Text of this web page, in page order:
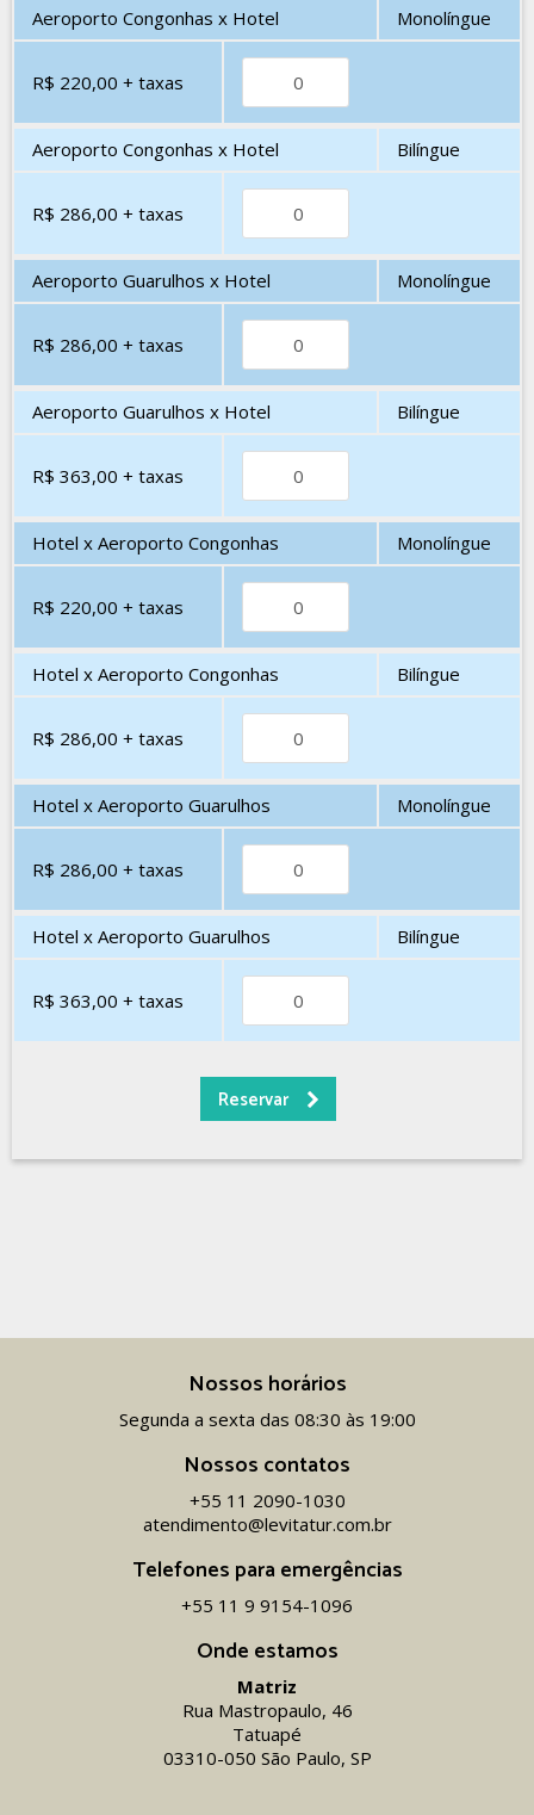
Aeroporto Congonhas x Hotel Monolíngue
R$ 220,00 + taxas
Aeroporto Congonhas x Hotel Bilíngue
R$ 286,00 + taxas
Aeroporto Guarulhos x Hotel Monolíngue
R$ 286,00 + taxas
Aeroporto Guarulhos x Hotel Bilíngue
R$ 363,00 + taxas
Hotel x Aeroporto Congonhas Monolíngue
R$ 220,00 + taxas
Hotel x Aeroporto Congonhas Bilíngue
R$ 286,00 + taxas
Hotel x Aeroporto Guarulhos Monolíngue
R$ 286,00 + taxas
Hotel x Aeroporto Guarulhos Bilíngue
R$ 363,00 + taxas
Onde estamos
Matriz
Rua Mastropaulo, 46
Tatuapé
03310-050 São Paulo, SP
Nossos horários
Segunda a sexta das 08:30 às 19:00
Nossos contatos
+55 11 2090-1030
atendimento@levitatur.com.br
Telefones para emergências
+55 11 9 9154-1096‬